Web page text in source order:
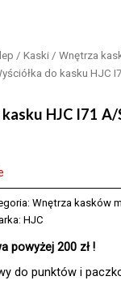
/ Kaski / Wnętrza
do kasku HJC
HJC I71
Wnętrza kasków
HJC
powyżej 200 zł !
do punktów i